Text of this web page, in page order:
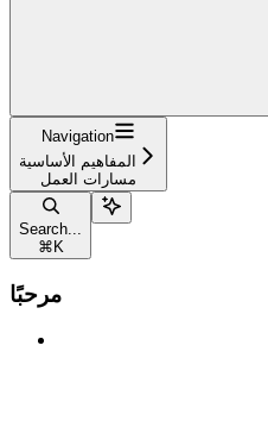
Navigation
المفاهيم الأساسية
مسارات العمل
Search...
⌘ K
مرحبًا